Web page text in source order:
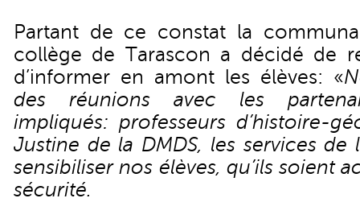
Partant de ce constat la
collège de Tarascon a décidé de
d’informer en amont les élèves: «
des réunions avec les
impliqués: professeurs d’histoire-
Justine de la DMDS, les services
sensibiliser nos élèves, qu’ils soient
sécurité.